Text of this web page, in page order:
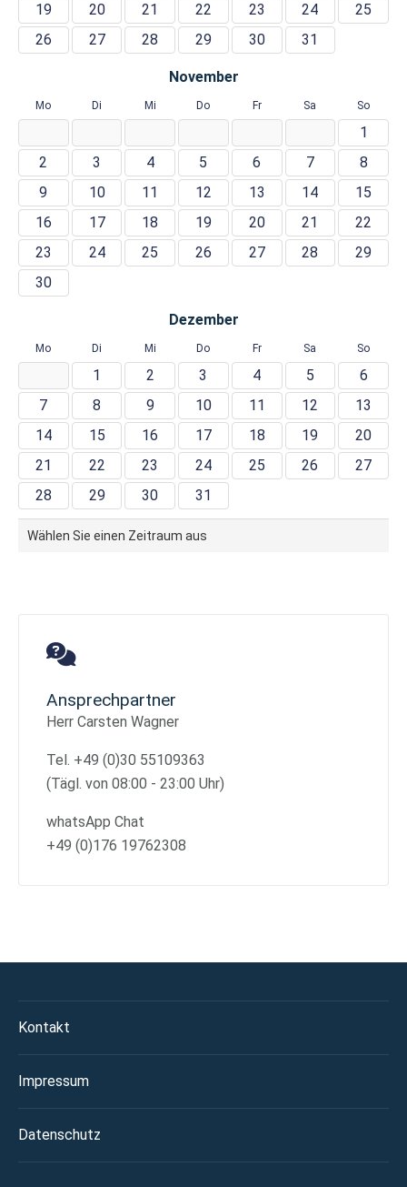
19
20 21 22 23 24
25
26
27 28 29 30 31
November
Mo Di Mi Do Fr Sa So
1
2
3 4 5 6 7
8
9
10 11 12 13 14
15
16
17 18 19 20 21
22
23
24 25 26 27 28
29
30
Dezember
Mo Di Mi Do Fr Sa So
1 2 3 4 5
6
7
8 9 10 11 12
13
14
15 16 17 18 19
20
21
22 23 24 25 26
27
28
29 30 31
Wählen Sie einen Zeitraum aus
Ansprechpartner
Herr Carsten Wagner
Tel. +49 (0)30 55109363
(Tägl. von 08:00 - 23:00 Uhr)
whatsApp Chat
+49 (0)176 19762308
Kontakt
Impressum
Datenschutz